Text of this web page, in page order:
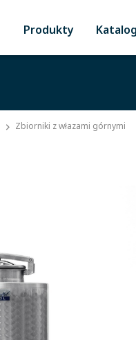
Produkty Katalog
Zbiorniki z włazami górnymi